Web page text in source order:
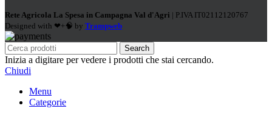
Rete Agricola La Spesa in Campagna Val d'Agri | P.IVA IT02112120767
Designed with ❤+🧠 by Trampweb
Search
Inizia a digitare per vedere i prodotti che stai cercando.
Chiudi
Menu
Categorie